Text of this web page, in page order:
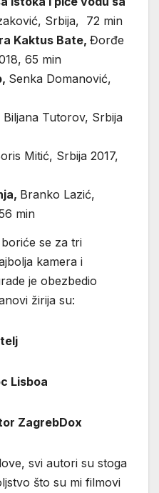
Srbija, 72 min
Kaktus Bate, Đorđe
65 min
Senka Domanović,
Biljana Tutorov, Srbija
Mitić, Srbija 2017,
Branko Lazić,
min
se za tri
kamera i
je obezbedio
žirija su:
Lisboa
ZagrebDox
svi autori su stoga
što su mi filmovi